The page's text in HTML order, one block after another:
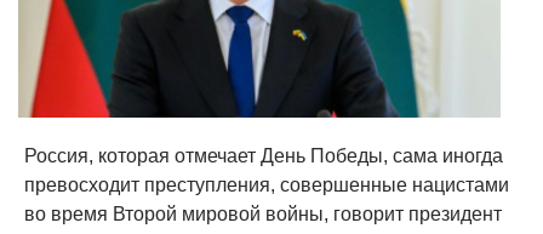
Россия, которая отмечает День Победы, сама иногда
превосходит преступления, совершенные нацистами
во время Второй мировой войны, говорит президент